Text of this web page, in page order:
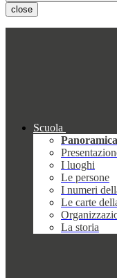
close
Scuola
Panoramica
I luoghi
Le persone
I numeri
Le carte
La storia